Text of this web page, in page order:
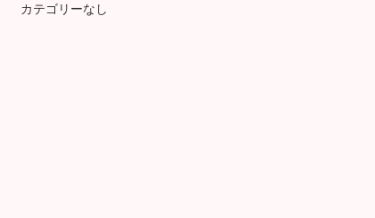
カテゴリーなし